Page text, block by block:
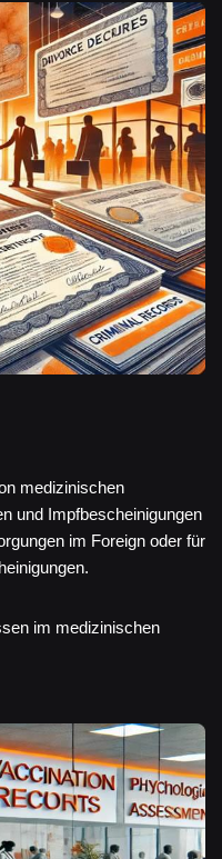
medizinischen
und Impfbescheinigungen
im Foreign oder für
im medizinischen